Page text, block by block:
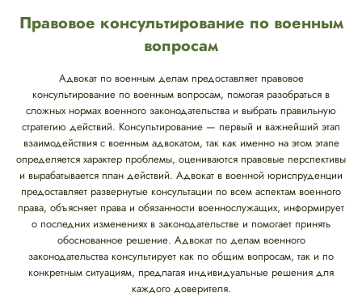
Правовое консультирование по военным
вопросам
Адвокат по военным делам предоставляет правовое
консультирование по военным вопросам, помогая разобраться в
сложных нормах военного законодательства и выбрать правильную
стратегию действий. Консультирование — первый и важнейший этап
взаимодействия с военным адвокатом, так как именно на этом этапе
определяется характер проблемы, оцениваются правовые перспективы
и вырабатывается план действий. Адвокат в военной юриспруденции
предоставляет развернутые консультации по всем аспектам военного
права, объясняет права и обязанности военнослужащих, информирует
о последних изменениях в законодательстве и помогает принять
обоснованное решение. Адвокат по делам военного
законодательства консультирует как по общим вопросам, так и по
конкретным ситуациям, предлагая индивидуальные решения для
каждого доверителя.